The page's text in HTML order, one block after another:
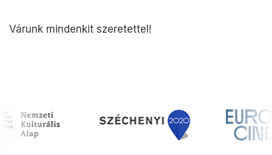
Várunk mindenkit szeretettel!